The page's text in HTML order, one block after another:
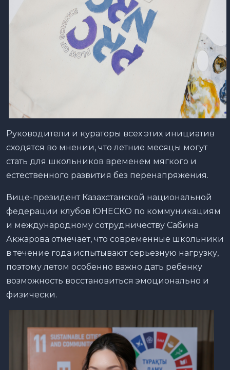
Руководители и кураторы всех этих инициатив
сходятся во мнении, что летние месяцы могут
стать для школьников временем мягкого и
естественного развития без перенапряжения.
Вице-президент Казахстанской национальной
федерации клубов ЮНЕСКО по коммуникациям
и международному сотрудничеству Сабина
Акжарова отмечает, что современные школьники
в течение года испытывают серьезную нагрузку,
поэтому летом особенно важно дать ребенку
возможность восстановиться эмоционально и
физически.